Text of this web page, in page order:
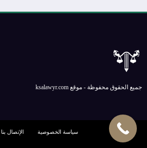
جميع الحقوق محفوظة - موقع ksalawyr.com
سياسة الخصوصية الإتصال بنا